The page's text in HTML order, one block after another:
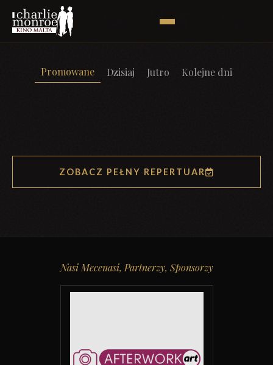
Promowane Dzisiaj Jutro Kolejne dni
ZOBACZ PEŁNY REPERTUAR
Nasi Mecenasi, Partnerzy, Sponsorzy